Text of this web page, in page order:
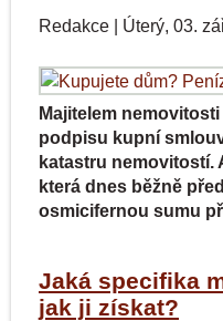
Redakce | Úterý, 03.
Majitelem
podpisu kupní
katastru nemovitostí.
která dnes běžně
osmicifernou sumu
Jaká specifika
jak ji získat?